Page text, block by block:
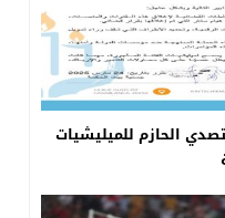
الحازم للميليشيات